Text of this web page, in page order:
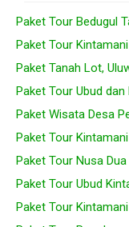
Paket Tour Bedugul
Paket Tour
Paket Tanah Lot,
Paket Tour Ubud dan
Paket Wisata Desa
Paket Tour
Paket Tour Nusa Dua
Paket Tour Ubud
Paket Tour